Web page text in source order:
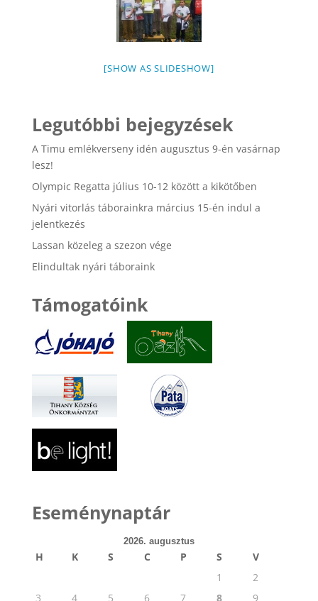
[SHOW AS SLIDESHOW]
Legutóbbi bejegyzések
A Timu emlékverseny idén augusztus 9-én vasárnap
lesz!
Olympic Regatta július 10-12 között a kikötőben
Nyári vitorlás táborainkra március 15-én indul a
jelentkezés
Lassan közeleg a szezon vége
Elindultak nyári táboraink
Támogatóink
Eseménynaptár
2026. augusztus
H K S C P S
V
1
2
3
4 5 6 7 8 9